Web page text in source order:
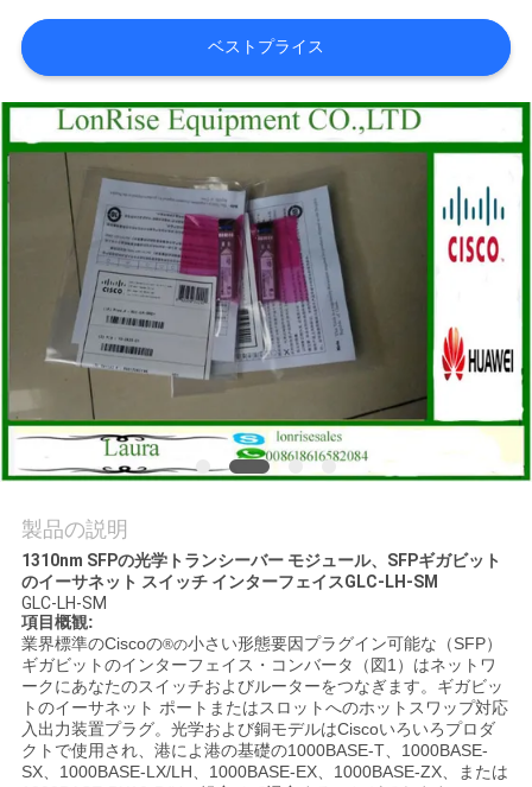
工
場
ツ
ア
ー
管
理
連
絡
く
だ
さ
い
ベストプライス
製品の説明
1310nm SFPの光学トランシーバー モジュール、SFPギガビット
のイーサネット スイッチ インターフェイスGLC-LH-SM
GLC-LH-SM
項目概観:
業界標準のCiscoの®の小さい形態要因プラグイン可能な（SFP）
ギガビットのインターフェイス・コンバータ（図1）はネットワ
ークにあなたのスイッチおよびルーターをつなぎます。ギガビッ
トのイーサネット ポートまたはスロットへのホットスワップ対応
入出力装置プラグ。光学および銅モデルはCiscoいろいろプロダ
クトで使用され、港によ港の基礎の1000BASE-T、1000BASE-
SX、1000BASE-LX/LH、1000BASE-EX、1000BASE-ZX、または